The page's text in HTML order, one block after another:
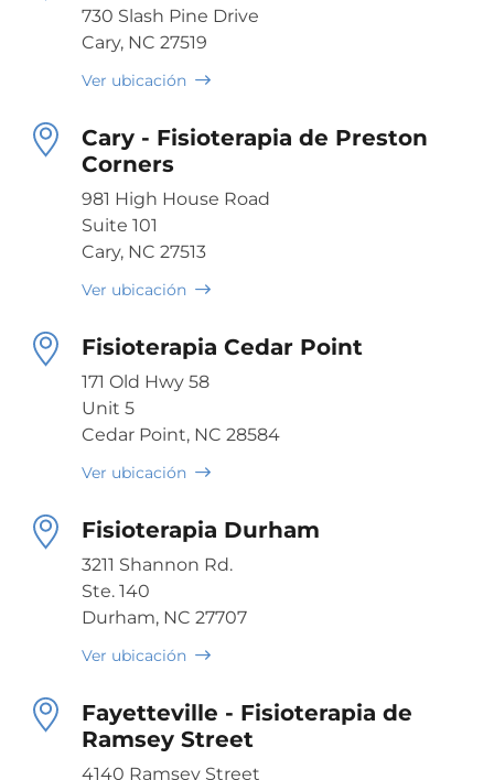
730 Slash Pine Drive
Cary, NC 27519
Ver ubicación
Cary - Fisioterapia de Preston
Corners
981 High House Road
Suite 101
Cary, NC 27513
Ver ubicación
Fisioterapia Cedar Point
171 Old Hwy 58
Unit 5
Cedar Point, NC 28584
Ver ubicación
Fisioterapia Durham
3211 Shannon Rd.
Ste. 140
Durham, NC 27707
Ver ubicación
Fayetteville - Fisioterapia de
Ramsey Street
4140 Ramsey Street